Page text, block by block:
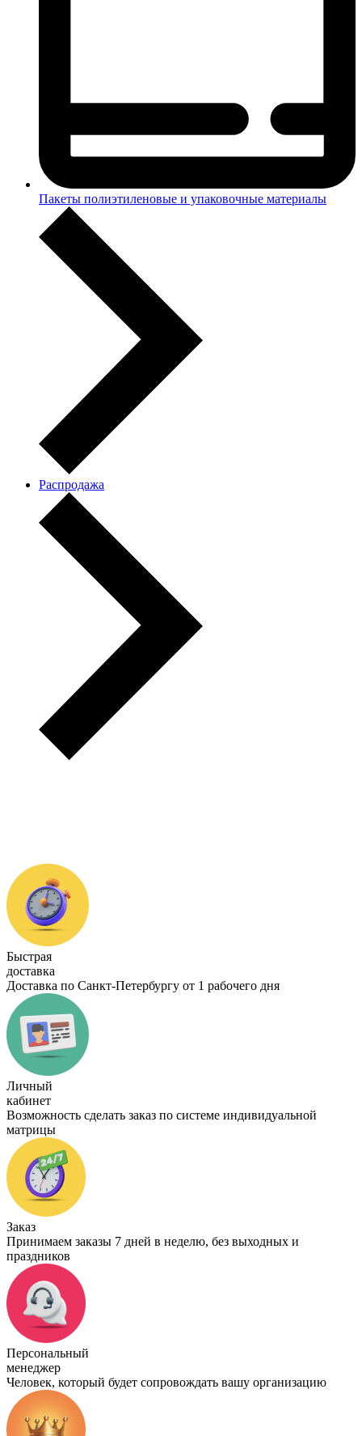
Пакеты полиэтиленовые и упаковочные материалы
Распродажа
Быстрая
доставка
Доставка по Санкт-Петербургу от 1 рабочего дня
Личный
кабинет
Возможность сделать заказ по системе индивидуальной
матрицы
Заказ
Принимаем заказы 7 дней в неделю, без выходных и
праздников
Персональный
менеджер
Человек, который будет сопровождать вашу организацию